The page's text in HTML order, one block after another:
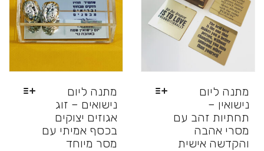
מתנה ליום
נישואים – זוג
אגוזים יצוקים
בכסף אמיתי עם
מסר מיוחד
מתנה ליום
נישואין –
תחתיות זהב עם
מסרי אהבה
והקדשה אישית